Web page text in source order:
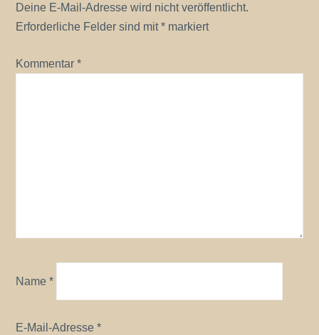
Deine E-Mail-Adresse wird nicht veröffentlicht.
Erforderliche Felder sind mit* markiert
Kommentar*
Name*
E-Mail-Adresse*